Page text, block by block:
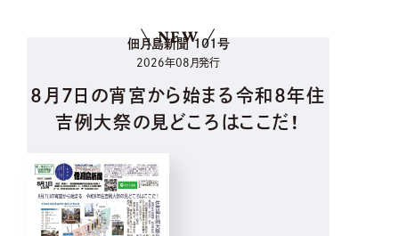
NEW
佃月島新聞 101号
2026年08月発行
8月7日の宵宮から始まる令和8年住
吉例大祭の見どころはここだ！